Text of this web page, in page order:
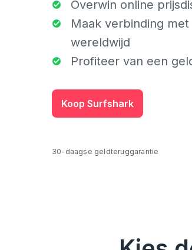
Overwin online
Maak verbinding
wereldwijd
Profiteer van een
Koop Surfshark
30-daagse geldteruggarantie